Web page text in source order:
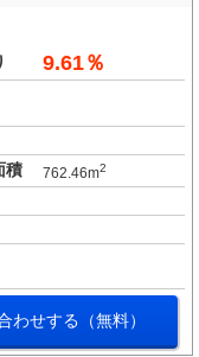
9.61％
積 762.46m2
わせする（無料）